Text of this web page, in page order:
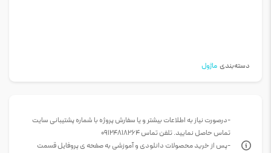
دسته‌بندی ماژول
-درصورت نیاز به اطلاعات بیشتر و یا سفارش پروژه با شماره پشتیبانی سایت
تماس حاصل نمایید. تلفن تماس 09124818264
-پس از خرید محصولات دانلودی و آموزشی به صفحه ی پروفایل قسمت